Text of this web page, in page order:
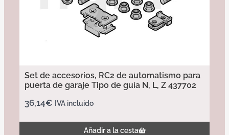
Set de accesorios, RC2 de automatismo para
puerta de garaje Tipo de guía N, L, Z 437702
36,14€ IVA incluido
Añadir a la cesta